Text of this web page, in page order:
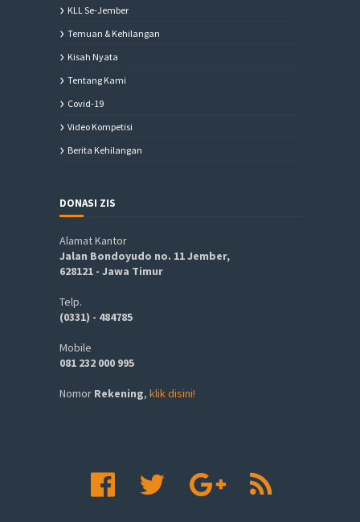
KLL Se-Jember
Temuan & Kehilangan
Kisah Nyata
Tentang Kami
Covid-19
Video Kompetisi
Berita Kehilangan
DONASI ZIS
Alamat Kantor
Jalan Bondoyudo no. 11 Jember,
628121 - Jawa Timur
Telp.
(0331) - 484785
Mobile
081 232 000 995
Nomor Rekening, klik disini!